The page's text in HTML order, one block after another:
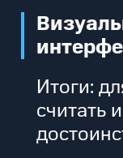
Итоги:
считать